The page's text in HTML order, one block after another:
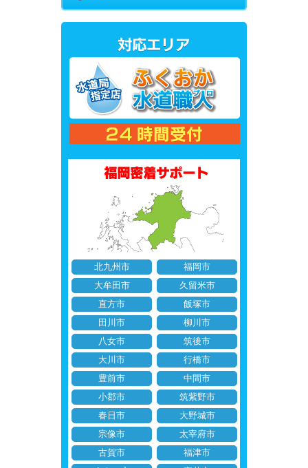
北九州市
福岡市
大牟田市
久留米市
直方市
飯塚市
田川市
柳川市
八女市
筑後市
大川市
行橋市
豊前市
中間市
小郡市
筑紫野市
春日市
大野城市
宗像市
太宰府市
古賀市
福津市